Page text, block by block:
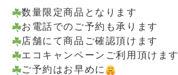
数量限定商品となります
お電話でのご予約も承ります
店舗にて商品ご確認頂けます
エコキャンペーンご利用頂けます
ご予約はお早めに